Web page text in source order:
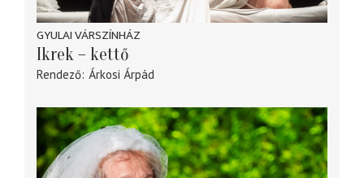
GYULAI VÁRSZÍNHÁZ
Ikrek – kettő
Rendező Árkosi Árpád